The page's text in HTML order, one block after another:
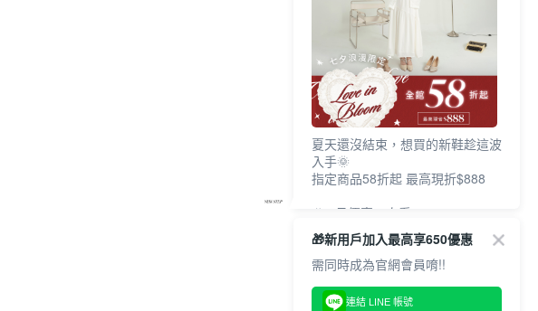
夏天還沒結束，想買的新鞋趁這波
入手🌞
指定商品58折起 最高現折$888
🎉 8月優惠一次看
①LINE購物最高10%回饋
②每周限定品現折200
③指定商品58折起 最高現折$888
上班鞋、休閒鞋、涼鞋一次逛齊
🎁新用戶加入最高享650優惠
需同時成為官網會員唷!!
連結 LINE 帳號